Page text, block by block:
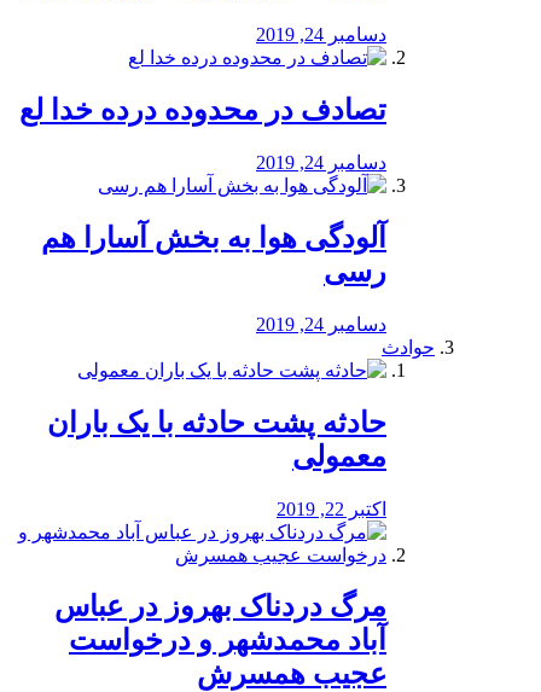
دسامبر 24, 2019
تصادف در محدوده درده خدا لع
دسامبر 24, 2019
آلودگی هوا به بخش آسارا هم
رسی
دسامبر 24, 2019
حوادث
️حادثه پشت حادثه با یک باران
معمولی
اکتبر 22, 2019
مرگ دردناک بهروز در عباس
آباد محمدشهر و درخواست
عجیب همسرش